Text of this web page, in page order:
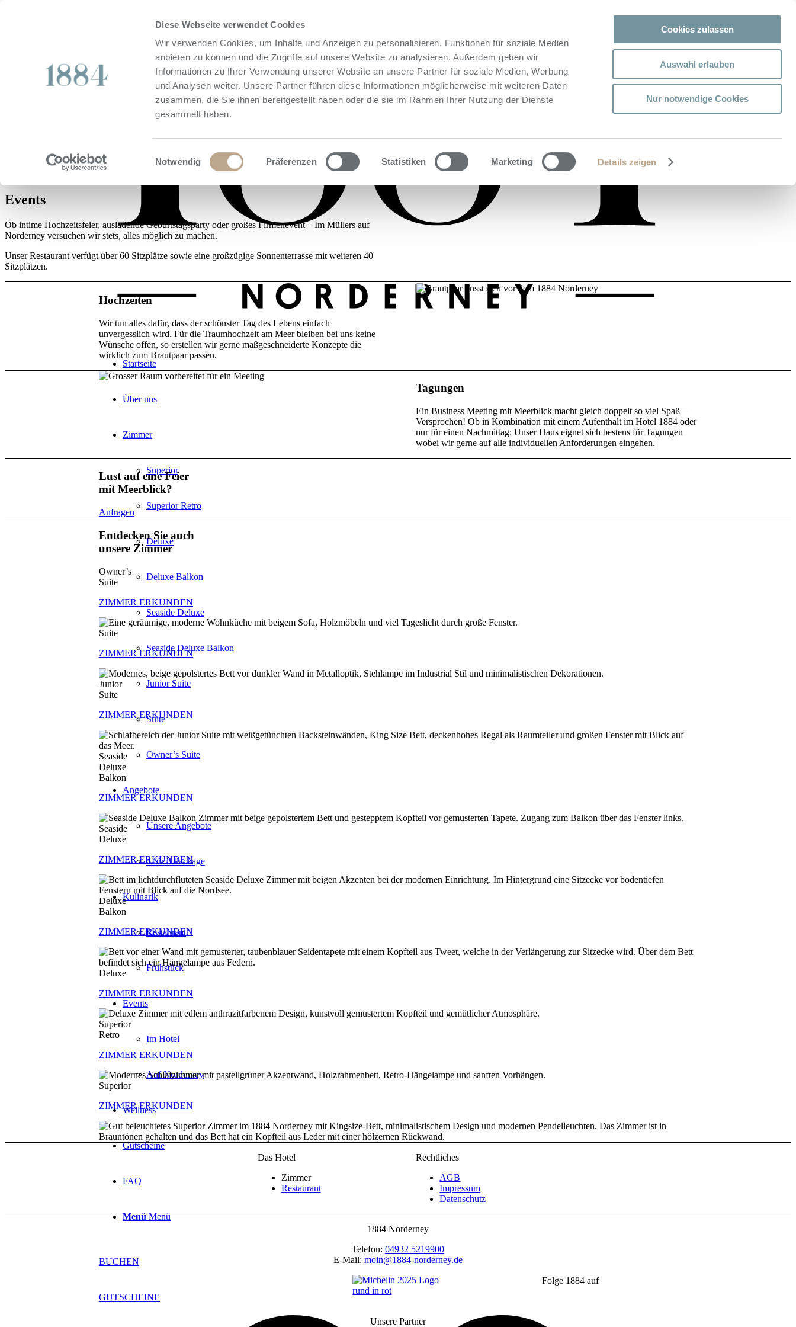
Diese Webseite verwendet Cookies
Wir verwenden Cookies, um Inhalte und Anzeigen zu personalisieren, Funktionen für soziale Medien
anbieten zu können und die Zugriffe auf unsere Website zu analysieren. Außerdem geben wir
Informationen zu Ihrer Verwendung unserer Website an unsere Partner für soziale Medien, Werbung
und Analysen weiter. Unsere Partner führen diese Informationen möglicherweise mit weiteren Daten
zusammen, die Sie ihnen bereitgestellt haben oder die sie im Rahmen Ihrer Nutzung der Dienste
gesammelt haben.
Einwilligungsauswahl
Notwendig Präferenzen Statistiken Marketing Details zeigen
Cookies zulassen
Auswahl erlauben
Nur notwendige Cookies
Startseite
Über uns
Zimmer
Superior
Superior Retro
Deluxe
Deluxe Balkon
Seaside Deluxe
Seaside Deluxe Balkon
Junior Suite
Suite
Owner’s Suite
Angebote
Unsere Angebote
4 für 3 Package
Kulinarik
Restaurant
Frühstück
Events
Im Hotel
Auf Norderney
Wellness
Gutscheine
FAQ
Menü Menü
BUCHEN
GUTSCHEINE
Hotel 1884 Norderney
Events
Ob intime Hochzeitsfeier, ausladende Geburtstagsparty oder großes Firmenevent – Im Müllers auf
Norderney versuchen wir stets, alles möglich zu machen.
Unser Restaurant verfügt über 60 Sitzplätze sowie eine großzügige Sonnenterrasse mit weiteren 40
Sitzplätzen.
Hochzeiten
Wir tun alles dafür, dass der schönster Tag des Lebens einfach
unvergesslich wird. Für die Traumhochzeit am Meer bleiben bei uns keine
Wünsche offen, so erstellen wir gerne maßgeschneiderte Konzepte die
wirklich zum Brautpaar passen.
Tagungen
Ein Business Meeting mit Meerblick macht gleich doppelt so viel Spaß –
Versprochen! Ob in Kombination mit einem Aufenthalt im Hotel 1884 oder
nur für einen Nachmittag: Unser Haus eignet sich bestens für Tagungen
wobei wir gerne auf alle individuellen Anforderungen eingehen.
Lust auf eine Feier
mit Meerblick?
Anfragen
Entdecken Sie auch
unsere Zimmer
Owner’s
Suite
ZIMMER ERKUNDEN
Suite
ZIMMER ERKUNDEN
Junior
Suite
ZIMMER ERKUNDEN
Seaside
Deluxe
Balkon
ZIMMER ERKUNDEN
Seaside
Deluxe
ZIMMER ERKUNDEN
Deluxe
Balkon
ZIMMER ERKUNDEN
Deluxe
ZIMMER ERKUNDEN
Superior
Retro
ZIMMER ERKUNDEN
Superior
ZIMMER ERKUNDEN
Das Hotel
Zimmer
Restaurant
Rechtliches
AGB
Impressum
Datenschutz
1884 Norderney
Telefon: 04932 5219900
E-Mail: moin@1884-norderney.de
Unsere Partner
Folge 1884 auf